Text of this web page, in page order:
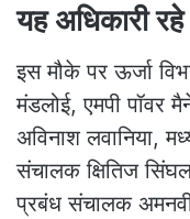
यह अधिकारी
इस मौके पर ऊर्जा
मंडलोई, एमपी
अविनाश लवानिया,
संचालक क्षितिज
प्रबंध संचालक